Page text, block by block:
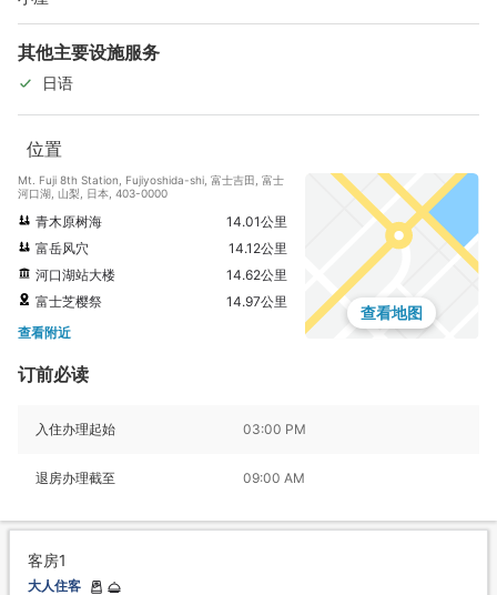
其他主要设施服务
日语
位置
Mt. Fuji 8th Station, Fujiyoshida-shi, 富士吉田, 富士
河口湖, 山梨, 日本, 403-0000
青木原树海
14.01公里
富岳风穴
14.12公里
河口湖站大楼
14.62公里
富士芝樱祭
14.97公里
查看附近
查看地图
订前必读
入住办理起始 03:00 PM
退房办理截至 09:00 AM
客房1
大人住客